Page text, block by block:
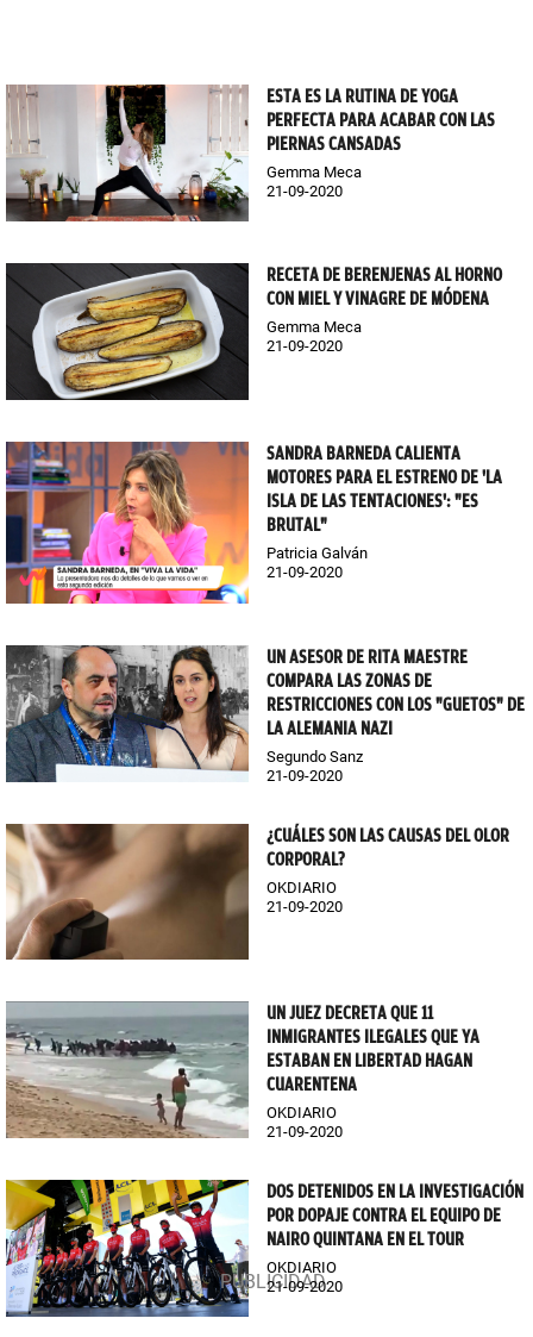
ESTA ES LA RUTINA DE YOGA
PERFECTA PARA ACABAR CON LAS
PIERNAS CANSADAS
Gemma Meca
21-09-2020
RECETA DE BERENJENAS AL HORNO
CON MIEL Y VINAGRE DE MÓDENA
Gemma Meca
21-09-2020
SANDRA BARNEDA CALIENTA
MOTORES PARA EL ESTRENO DE 'LA
ISLA DE LAS TENTACIONES': "ES
BRUTAL"
Patricia Galván
21-09-2020
UN ASESOR DE RITA MAESTRE
COMPARA LAS ZONAS DE
RESTRICCIONES CON LOS "GUETOS" DE
LA ALEMANIA NAZI
Segundo Sanz
21-09-2020
¿CUÁLES SON LAS CAUSAS DEL OLOR
CORPORAL?
OKDIARIO
21-09-2020
UN JUEZ DECRETA QUE 11
INMIGRANTES ILEGALES QUE YA
ESTABAN EN LIBERTAD HAGAN
CUARENTENA
OKDIARIO
21-09-2020
DOS DETENIDOS EN LA INVESTIGACIÓN
POR DOPAJE CONTRA EL EQUIPO DE
NAIRO QUINTANA EN EL TOUR
OKDIARIO
21-09-2020